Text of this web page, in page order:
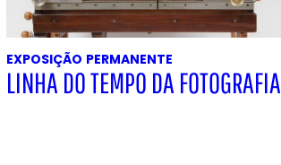
EXPOSIÇÃO PERMANENTE
LINHA DO TEMPO DA FOTOGRAFIA